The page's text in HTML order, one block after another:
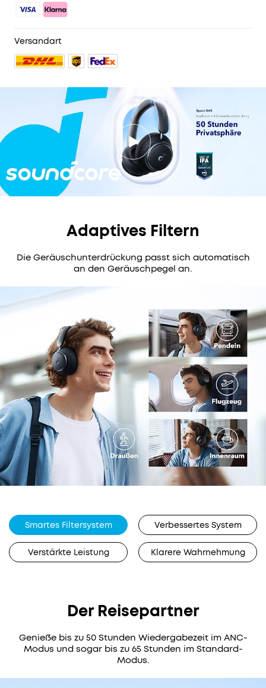
Versandart
Schwarz
Ratenzahlungsoptionen
Verbessertes
Geräuschunterdrückungssystem
für
bis
zu
98%
weniger
Störgeräusche
Erstklassige
Privatsphäre
unterwegs
mit
Geräuschunterdrückung
50
Stunden
Wiedergabeleistung
Details
Federleichtes,
Design
Versandinformationen
Versandbedingungen
Standardversand
und erhalte dein
Paket in3–7
Werktagen.
Gratis
Uhr und erhalte
Werktagen.
9,99€
Adaptives Filtern
Die Geräuschunterdrückung passt sich automatisch
an den Geräuschpegel an.
Smartes Filtersystem Verbessertes System
Verstärkte Leistung Klarere Wahrnehmung
Der Reisepartner
Genieße bis zu 50 Stunden Wiedergabezeit im ANC-
Modus und sogar bis zu 65 Stunden im Standard-
Modus.